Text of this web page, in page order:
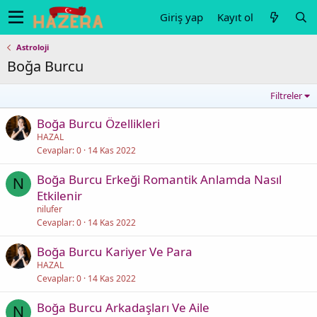
Giriş yap Kayıt ol
Astroloji
Boğa Burcu
Filtreler
Boğa Burcu Özellikleri
HAZAL
Cevaplar 0 14 Kas 2022
N
Boğa Burcu Erkeği Romantik Anlamda Nasıl
Etkilenir
nilufer
Cevaplar 0 14 Kas 2022
Boğa Burcu Kariyer Ve Para
HAZAL
Cevaplar 0 14 Kas 2022
N Boğa Burcu Arkadaşları Ve Aile